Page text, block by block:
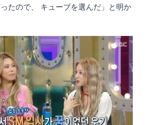
たので、 キューブを選んだ」と明か